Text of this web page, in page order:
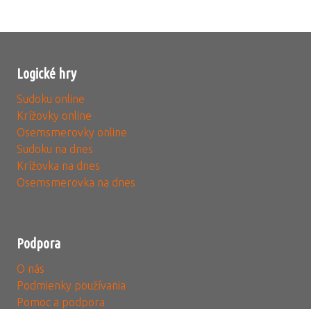
Logické hry
Sudoku online
Krížovky online
Osemsmerovky online
Sudoku na dnes
Krížovka na dnes
Osemsmerovka na dnes
Podpora
O nás
Podmienky používania
Pomoc a podpora